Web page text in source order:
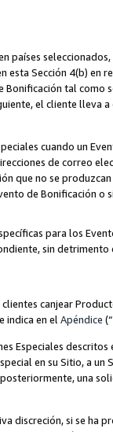
países
esta Sección 4(b) en
Bonificación tal como
el cliente lleva
cuando un
de correo
que no se
de Bonificación
para los
sin
canjear
indica en el Apéndice
Especiales
en su Sitio, a
una
discreción, si se